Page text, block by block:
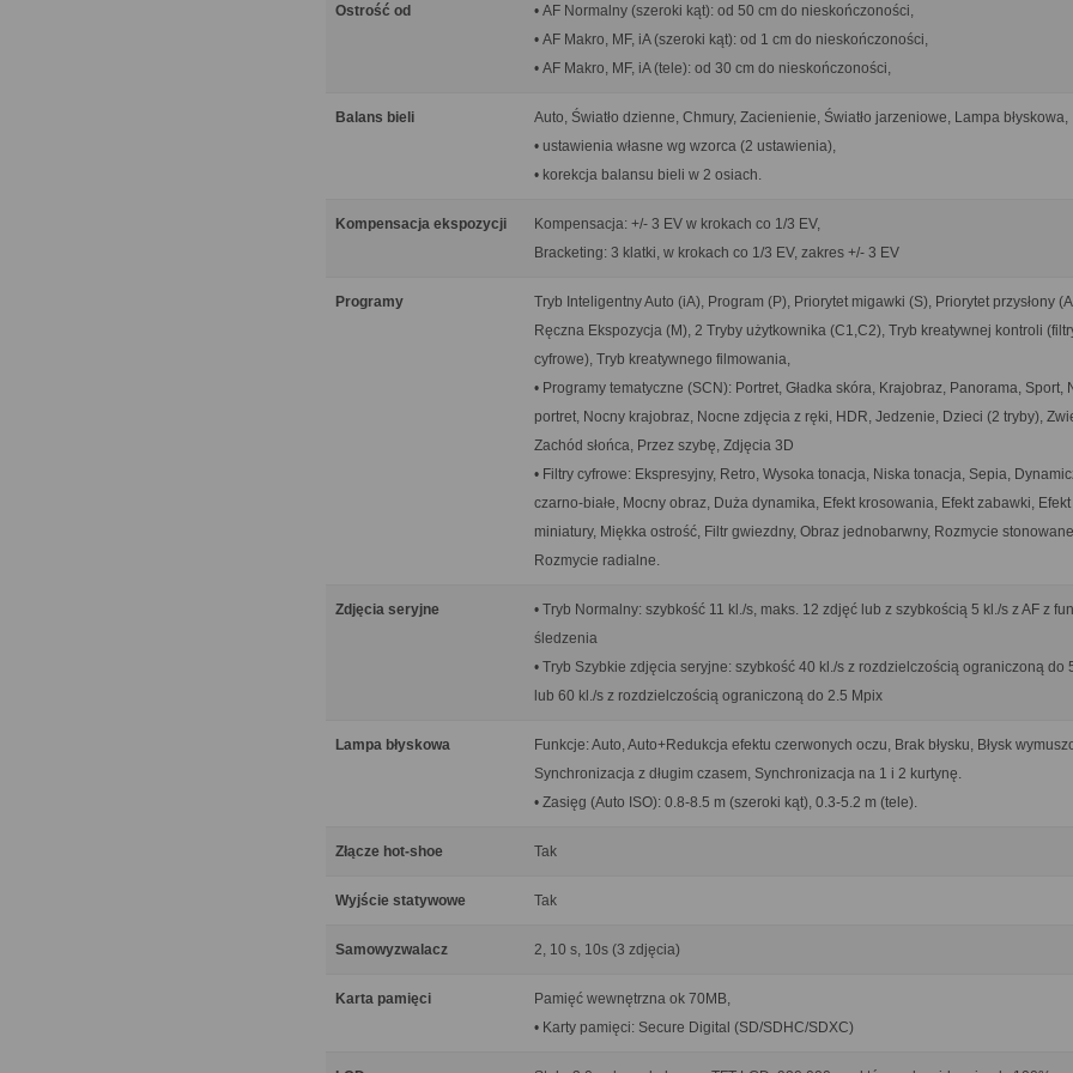
Ostrość od
• AF Normalny (szeroki kąt): od 50 cm do nieskończoności,
• AF Makro, MF, iA (szeroki kąt): od 1 cm do nieskończoności,
• AF Makro, MF, iA (tele): od 30 cm do nieskończoności,
Balans bieli
Auto, Światło dzienne, Chmury, Zacienienie, Światło jarzeniowe, Lampa błyskowa,
• ustawienia własne wg wzorca (2 ustawienia),
• korekcja balansu bieli w 2 osiach.
Kompensacja ekspozycji
Kompensacja: +/- 3 EV w krokach co 1/3 EV,
Bracketing: 3 klatki, w krokach co 1/3 EV, zakres +/- 3 EV
Programy
Tryb Inteligentny Auto (iA), Program (P), Priorytet migawki (S), Priorytet przysłony
Ręczna Ekspozycja (M), 2 Tryby użytkownika (C1,C2), Tryb kreatywnej kontroli
cyfrowe), Tryb kreatywnego filmowania,
• Programy tematyczne (SCN): Portret, Gładka skóra, Krajobraz, Panorama, Sport,
portret, Nocny krajobraz, Nocne zdjęcia z ręki, HDR, Jedzenie, Dzieci (2 tryby),
Zachód słońca, Przez szybę, Zdjęcia 3D
• Filtry cyfrowe: Ekspresyjny, Retro, Wysoka tonacja, Niska tonacja, Sepia,
czarno-białe, Mocny obraz, Duża dynamika, Efekt krosowania, Efekt zabawki, Efekt
miniatury, Miękka ostrość, Filtr gwiezdny, Obraz jednobarwny, Rozmycie
Rozmycie radialne.
Zdjęcia seryjne
• Tryb Normalny: szybkość 11 kl./s, maks. 12 zdjęć lub z szybkością 5 kl./s z AF z
śledzenia
• Tryb Szybkie zdjęcia seryjne: szybkość 40 kl./s z rozdzielczością ograniczoną do
lub 60 kl./s z rozdzielczością ograniczoną do 2.5 Mpix
Lampa błyskowa
Funkcje: Auto, Auto+Redukcja efektu czerwonych oczu, Brak błysku, Błysk
Synchronizacja z długim czasem, Synchronizacja na 1 i 2 kurtynę.
• Zasięg (Auto ISO): 0.8-8.5 m (szeroki kąt), 0.3-5.2 m (tele).
Złącze hot-shoe Tak
Wyjście statywowe Tak
Samowyzwalacz 2, 10 s, 10s (3 zdjęcia)
Karta pamięci
Pamięć wewnętrzna ok 70MB,
• Karty pamięci: Secure Digital (SD/SDHC/SDXC)